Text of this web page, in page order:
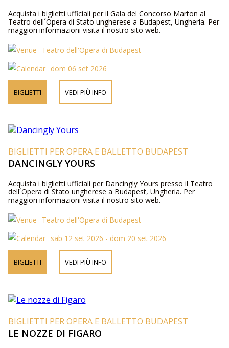
Acquista i biglietti ufficiali per il Gala del Concorso Marton al
Teatro dell´Opera di Stato ungherese a Budapest, Ungheria. Per
maggiori informazioni visita il nostro sito web.
Teatro dell'Opera di Budapest
dom 06 set 2026
BIGLIETTI VEDI PIÙ INFO
BIGLIETTI PER OPERA E BALLETTO BUDAPEST
DANCINGLY YOURS
Acquista i biglietti ufficiali per Dancingly Yours presso il Teatro
dell´Opera di Stato ungherese a Budapest, Ungheria. Per
maggiori informazioni visita il nostro sito web.
Teatro dell'Opera di Budapest
sab 12 set 2026 - dom 20 set 2026
BIGLIETTI VEDI PIÙ INFO
BIGLIETTI PER OPERA E BALLETTO BUDAPEST
LE NOZZE DI FIGARO